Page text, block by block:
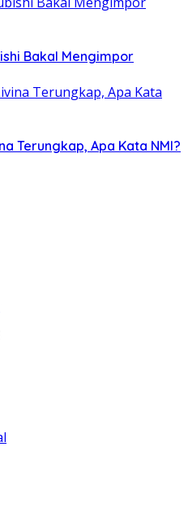
Bakal Mengimpor
Terungkap, Apa Kata NMI?